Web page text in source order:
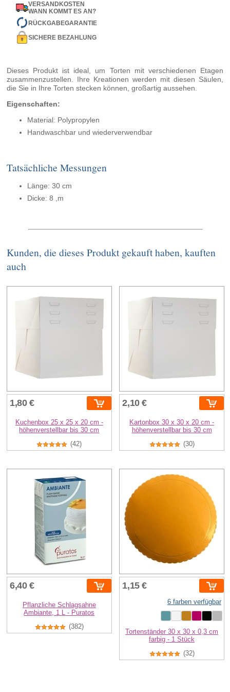
VERSANDKOSTEN
WANN KOMMT ES AN?
RÜCKGABEGARANTIE
SICHERE BEZAHLUNG
Dieses Produkt ist ideal, um Torten mit verschiedenen Etagen
zusammenzustellen. Ihre Kreationen werden mit diesen Säulen,
die Sie in Ihre Torten stecken können, großartig aussehen.
Eigenschaften:
Material: Polypropylen
Handwaschbar und wiederverwendbar
Tatsächliche Messungen
Länge: 30 cm
Dicke: 8 ,m
Kunden, die dieses Produkt gekauft haben, kauften
auch
1,80 €
Kuchenbox 25 x 25 x 20 cm -
höhenverstellbar bis 30 cm
(42)
2,10 €
Kartonbox 30 x 30 x 20 cm -
höhenverstellbar bis 30 cm
(30)
6,40 €
Pflanzliche Schlagsahne
Ambiante, 1 L - Puratos
(382)
1,15 €
6 farben verfügbar
Tortenständer 30 x 30 x 0,3 cm
farbig - 1 Stück
(32)